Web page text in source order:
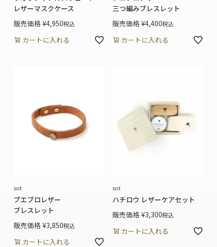
レザーマスクケース
販売価格 ¥4,950税込
カートに入れる
三つ編みブレスレット
販売価格 ¥4,400税込
カートに入れる
sot
プエブロレザー
ブレスレット
販売価格 ¥3,850税込
カートに入れる
sot
ハチロウ レザーケアセット
販売価格 ¥3,300税込
カートに入れる